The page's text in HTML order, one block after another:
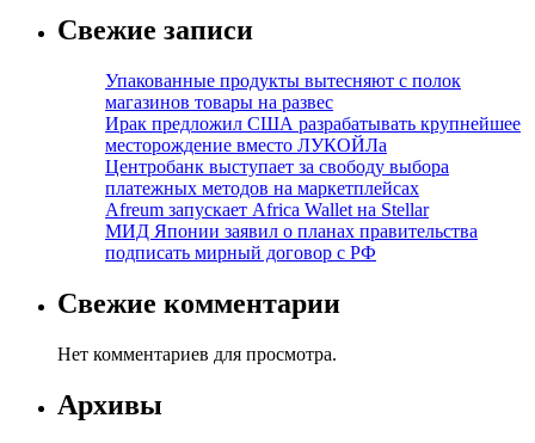
Свежие записи
Упакованные продукты вытесняют с полок
магазинов товары на развес
Ирак предложил США разрабатывать крупнейшее
месторождение вместо ЛУКОЙЛа
Центробанк выступает за свободу выбора
платежных методов на маркетплейсах
Afreum запускает Africa Wallet на Stellar
МИД Японии заявил о планах правительства
подписать мирный договор с РФ
Свежие комментарии
Нет комментариев для просмотра.
Архивы